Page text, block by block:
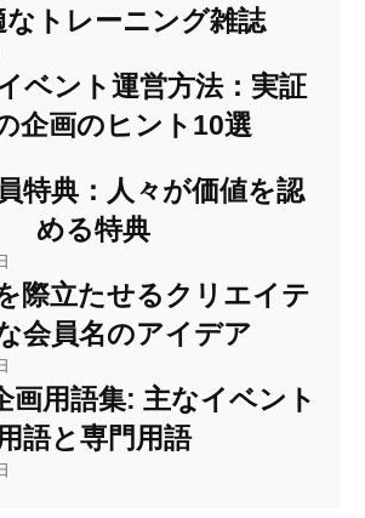
なトレーニング雑誌
ベント運営方法：実証
企画のヒント10選
特典：人々が価値を認
める特典
際立たせるクリエイテ
会員名のアイデア
画用語集: 主なイベント
語と専門用語